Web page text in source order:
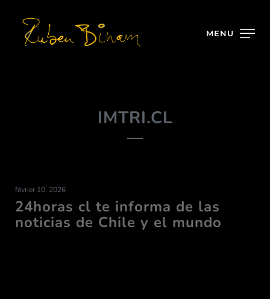
MENU
IMTRI.CL
février 10, 2026
24horas cl te informa de las
noticias de Chile y el mundo